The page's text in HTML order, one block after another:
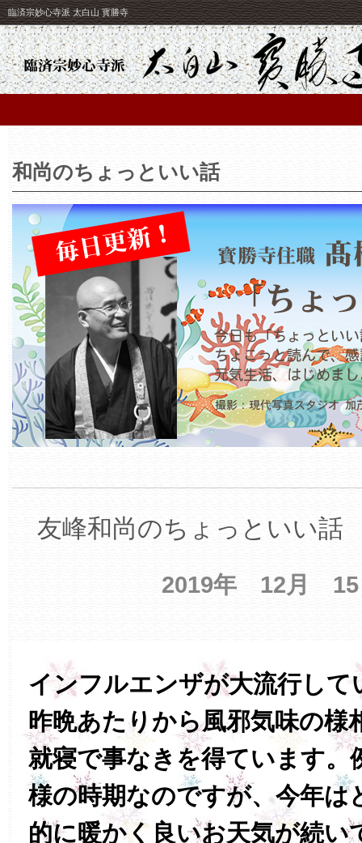
臨済宗妙心寺派 太白山 寳勝寺
和尚のちょっといい話
友峰和尚のちょっといい話
2019年 12月
インフルエンザが大流行して
昨晩あたりから風邪気味の様
就寝で事なきを得ています。
様の時期なのですが、今年は
的に暖かく良いお天気が続い